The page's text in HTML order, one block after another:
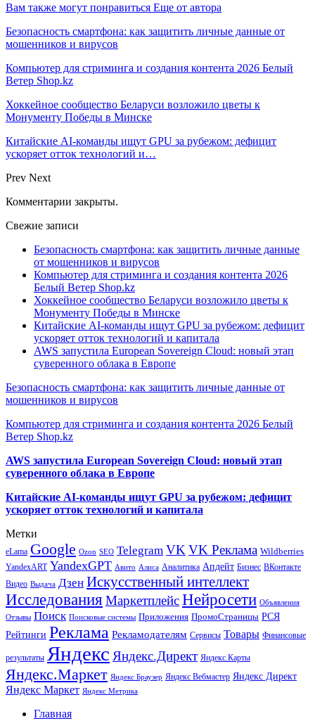
Вам также могут понравиться Еще от автора
Безопасность смартфона: как защитить личные данные от
мошенников и вирусов
Компьютер для стриминга и создания контента 2026 Белый
Ветер Shop.kz
Хоккейное сообщество Беларуси возложило цветы к
Монументу Победы в Минске
Китайские AI-команды ищут GPU за рубежом: дефицит
ускоряет отток технологий и…
Prev Next
Комментарии закрыты.
Свежие записи
Безопасность смартфона: как защитить личные данные
от мошенников и вирусов
Компьютер для стриминга и создания контента 2026
Белый Ветер Shop.kz
Хоккейное сообщество Беларуси возложило цветы к
Монументу Победы в Минске
Китайские AI-команды ищут GPU за рубежом: дефицит
ускоряет отток технологий и капитала
AWS запустила European Sovereign Cloud: новый этап
суверенного облака в Европе
Безопасность смартфона: как защитить личные данные от
мошенников и вирусов
Компьютер для стриминга и создания контента 2026 Белый
Ветер Shop.kz
AWS запустила European Sovereign Cloud: новый этап
суверенного облака в Европе
Китайские AI-команды ищут GPU за рубежом: дефицит
ускоряет отток технологий и капитала
Метки
eLama Google Ozon SEO Telegram VK VK Реклама Wildberries
YandexART YandexGPT Авито Алиса Аналитика Апдейт Бизнес ВКонтакте
Видео Выдача Дзен Искусственный интеллект
Исследования МаркетплейсНейросети Объявления
Отзывы Поиск Поисковые системы Приложения ПромоСтраницы РСЯ
Рейтинги Реклама Рекламодателям Сервисы Товары Финансовые
результаты Яндекс Яндекс.Директ Яндекс.Карты
Яндекс.Маркет Яндекс Браузер Яндекс Вебмастер Яндекс Директ
Яндекс Маркет Яндекс Метрика
Главная